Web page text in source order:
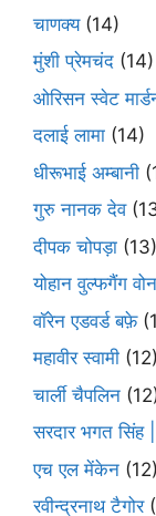
चाणक्य(14)
मुंशी प्रेमचंद (14)
ओरिसन स्‍वेट
दलाई लामा (14)
धीरूभाई अम्बानी
गुरु नानक देव
दीपक चोपड़ा (13)
योहान वुल्फगैंग
वॉरेन एडवर्ड बफ़े
महावीर स्वामी (12)
चार्ली चैपलिन
सरदार भगत
एच एल मेंकेन (12)
रवीन्द्रनाथ टैगोर